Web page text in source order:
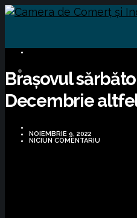
Brașovul
Decembrie
NOIEMBRIE 9, 2022
NICIUN COMENTARIU